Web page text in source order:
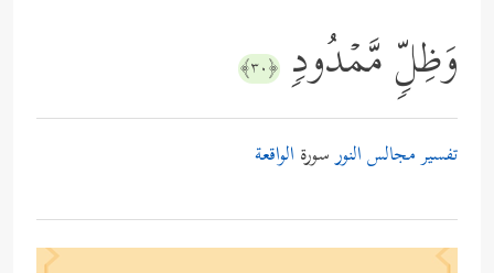
وَظِلࣲّ مَّمۡدُودࣲ ﴿٣٠﴾
تفسير مجالس النورسورة الواقعة